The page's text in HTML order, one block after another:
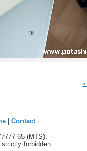
| Contact
65 (MTS).
forbidden.